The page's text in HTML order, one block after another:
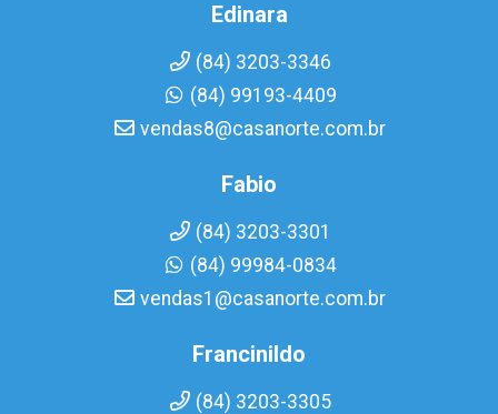
Edinara
(84) 3203-3346
(84) 99193-4409
vendas8@casanorte.com.br
Fabio
(84) 3203-3301
(84) 99984-0834
vendas1@casanorte.com.br
Francinildo
(84) 3203-3305